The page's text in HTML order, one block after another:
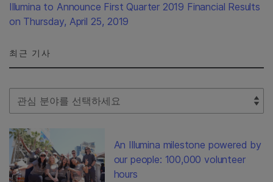
Illumina to Announce First Quarter 2019 Financial Results
on Thursday, April 25, 2019
최근 기사
Select Filter
An Illumina milestone powered by
our people: 100,000 volunteer
hours